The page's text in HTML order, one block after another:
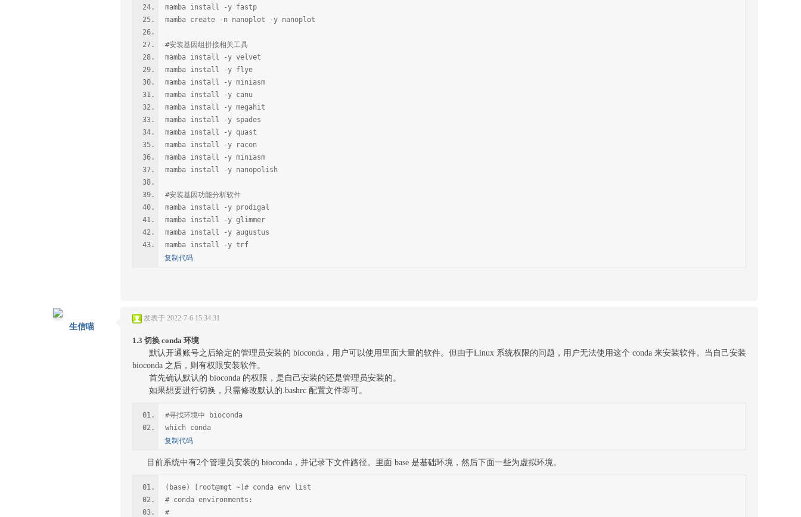
mamba install -y fastp
mamba create -n nanoplot -y nanoplot
#安装基因组拼接相关工具
mamba install -y velvet
mamba install -y flye
mamba install -y miniasm
mamba install -y canu
mamba install -y megahit
mamba install -y spades
mamba install -y quast
mamba install -y racon
mamba install -y miniasm
mamba install -y nanopolish
#安装基因功能分析软件
mamba install -y prodigal
mamba install -y glimmer
mamba install -y augustus
mamba install -y trf
复制代码
生信喵
发表于 2022-7-6 15:34:31
1.3 切换 conda 环境
默认开通账号之后给定的管理员安装的 bioconda，用户可以使用里面大量的软件。但由于Linux 系统权限的问题，用户无法使用这个 conda 来安装软件。当自己安装
bioconda 之后，则有权限安装软件。
首先确认默认的 bioconda 的权限，是自己安装的还是管理员安装的。
如果想要进行切换，只需修改默认的.bashrc 配置文件即可。
#寻找环境中 bioconda
which conda
复制代码
目前系统中有2个管理员安装的 bioconda，并记录下文件路径。里面 base 是基础环境，然后下面一些为虚拟环境。
(base) [root@mgt ~]# conda env list
# conda environments:
#